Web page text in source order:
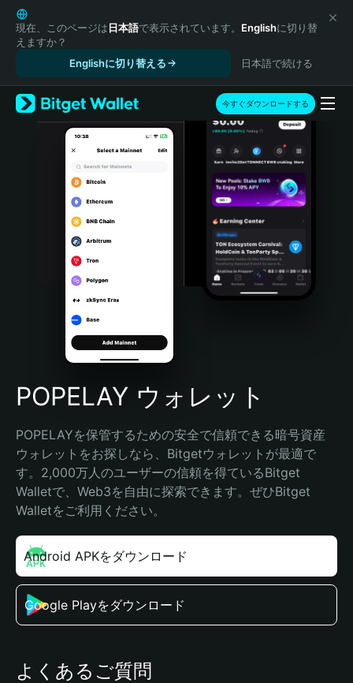
English
日本語
Tiếng Việt
Español (Latinoamérica)
Türkçe
Italiano
Português (Portugal)
Bahasa Indonesia
Português (Brasil)
Español (Argentina)
現在、このページは日本語で表示されています。 Englishに切り替
えますか？
Englishに切り替える
日本語で続ける
今すぐダウンロードする
POPELAY ウォレット
POPELAYを保管するための安全で信頼できる暗号資産
ウォレットをお探しなら、Bitgetウォレットが最適で
す。2,000万人のユーザーの信頼を得ているBitget
Walletで、Web3を自由に探索できます。ぜひBitget
Walletをご利用ください。
Android APKをダウンロード
Google Playをダウンロード
よくあるご質問